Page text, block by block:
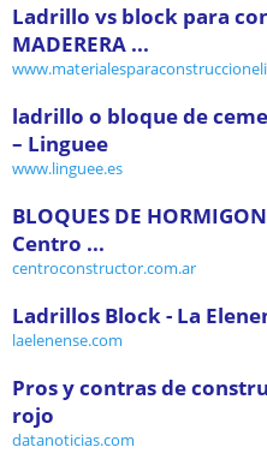
Ladrillo vs block para
MADERERA ...
ladrillo o bloque de
– Linguee
www.linguee.es
BLOQUES DE
Centro ...
centroconstructor.com.ar
Ladrillos Block - La
laelenense.com
Pros y contras de
rojo
datanoticias.com